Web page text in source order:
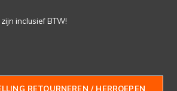
inclusief BTW!
RETOURNEREN / HERROEPEN